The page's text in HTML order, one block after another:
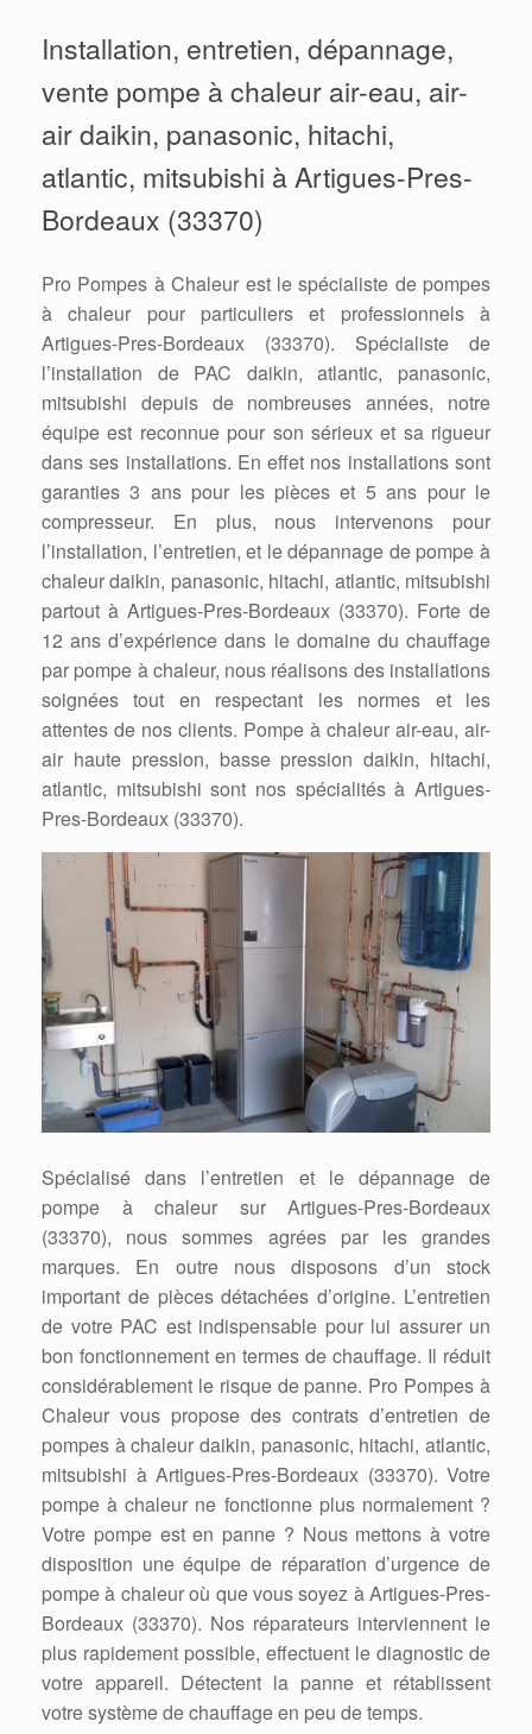
Installation, entretien, dépannage,
vente pompe à chaleur air-eau, air-
air daikin, panasonic, hitachi,
atlantic, mitsubishi à Artigues-Pres-
Bordeaux (33370)
Pro Pompes à Chaleur est le spécialiste de pompes
à chaleur pour particuliers et professionnels à
Artigues-Pres-Bordeaux (33370). Spécialiste de
l’installation de PAC daikin, atlantic, panasonic,
mitsubishi depuis de nombreuses années, notre
équipe est reconnue pour son sérieux et sa rigueur
dans ses installations. En effet nos installations sont
garanties 3 ans pour les pièces et 5 ans pour le
compresseur. En plus, nous intervenons pour
l’installation, l’entretien, et le dépannage de pompe à
chaleur daikin, panasonic, hitachi, atlantic, mitsubishi
partout à Artigues-Pres-Bordeaux (33370). Forte de
12 ans d’expérience dans le domaine du chauffage
par pompe à chaleur, nous réalisons des installations
soignées tout en respectant les normes et les
attentes de nos clients. Pompe à chaleur air-eau, air-
air haute pression, basse pression daikin, hitachi,
atlantic, mitsubishi sont nos spécialités à Artigues-
Pres-Bordeaux (33370).
Spécialisé dans l’entretien et le dépannage de
pompe à chaleur sur Artigues-Pres-Bordeaux
(33370), nous sommes agrées par les grandes
marques. En outre nous disposons d’un stock
important de pièces détachées d’origine. L’entretien
de votre PAC est indispensable pour lui assurer un
bon fonctionnement en termes de chauffage. Il réduit
considérablement le risque de panne. Pro Pompes à
Chaleur vous propose des contrats d’entretien de
pompes à chaleur daikin, panasonic, hitachi, atlantic,
mitsubishi à Artigues-Pres-Bordeaux (33370). Votre
pompe à chaleur ne fonctionne plus normalement ?
Votre pompe est en panne ? Nous mettons à votre
disposition une équipe de réparation d’urgence de
pompe à chaleur où que vous soyez à Artigues-Pres-
Bordeaux (33370). Nos réparateurs interviennent le
plus rapidement possible, effectuent le diagnostic de
votre appareil. Détectent la panne et rétablissent
votre système de chauffage en peu de temps.